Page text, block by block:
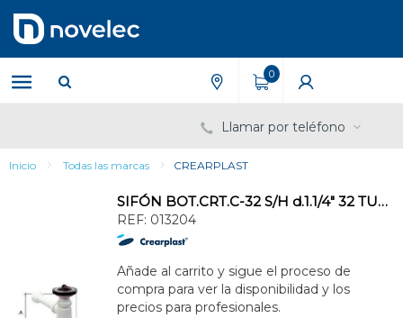
contenido
menú
de
navegación
0
Llamar por teléfono
Inicio Todas las marcas CREARPLAST
SIFÓN BOT.CRT.C-32 S/H d.1.1/4" 32 TUB.PVC BL ENCOL.PLAF.
REF: 013204
Añade al carrito y sigue el proceso de
compra para ver la disponibilidad y los
precios para profesionales.